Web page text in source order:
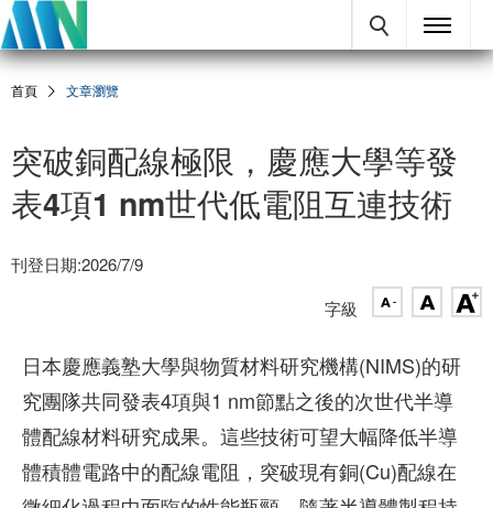
首頁 文章瀏覽
突破銅配線極限，慶應大學等發
表4項1 nm世代低電阻互連技術
刊登日期:2026/7/9
字級
日本慶應義塾大學與物質材料研究機構(NIMS)的研
究團隊共同發表4項與1 nm節點之後的次世代半導
體配線材料研究成果。這些技術可望大幅降低半導
體積體電路中的配線電阻，突破現有銅(Cu)配線在